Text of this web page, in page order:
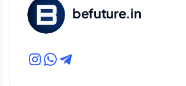
befuture.in